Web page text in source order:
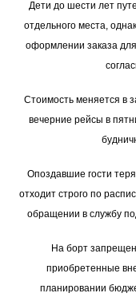
Дети до шести лет
отдельного места,
оформлении заказа
Стоимость меняется в
вечерние рейсы в
Опоздавшие гости
отходит строго по
обращении в службу
На борт
приобретенные
планировании